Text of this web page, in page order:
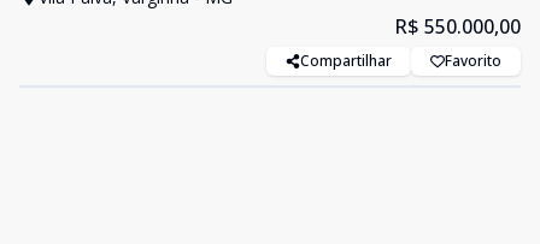
R$ 550.000,00
Compartilhar Favorito